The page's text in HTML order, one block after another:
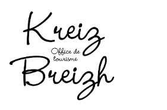
Panneau de gestion des cookies